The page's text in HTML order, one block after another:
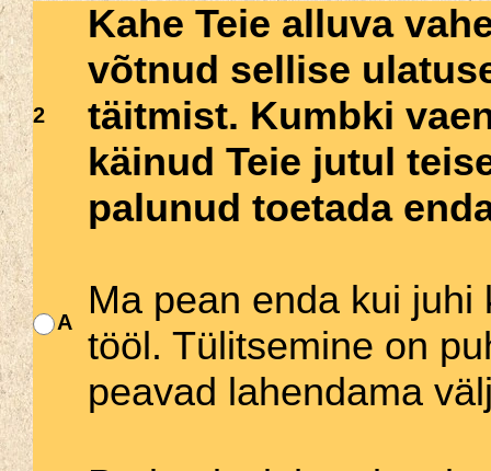
2
Kahe Teie alluva
võtnud sellise
täitmist. Kumbki
käinud Teie jutul
palunud toetada
A
Ma pean enda kui
tööl. Tülitsemine on
peavad lahendama